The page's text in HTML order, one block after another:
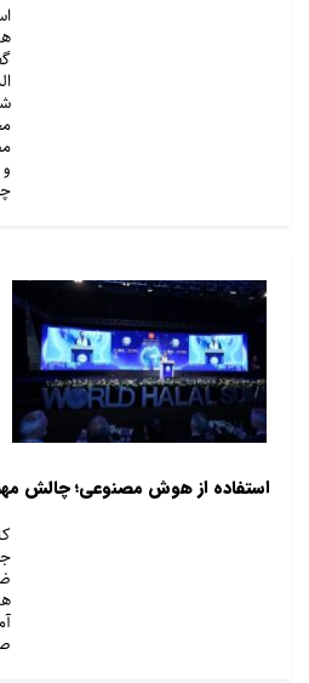
استفاده از هوش مصنوعی؛ چالش‌